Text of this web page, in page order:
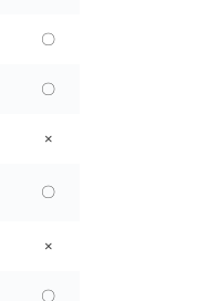
〇
〇
×
〇
×
〇